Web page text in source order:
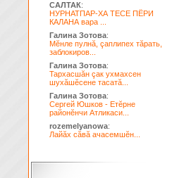
САЛТАК:
НУРНАТПАР-ХА ТЕСЕ ПЁРИ
КАЛАНА вара ...
Галина Зотова:
Мĕнле пулнă, çаплипех тăрать,
заблокиров...
Галина Зотова:
Тархасшăн çак ухмахсен
шухăшĕсене тасатă...
Галина Зотова:
Сергей Юшков - Етĕрне
районĕнчи Атликаси...
rozemelyanowa:
Лайăх сăвă ачасемшĕн...